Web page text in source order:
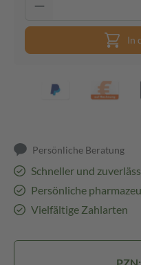
In
Persönliche Beratung
Schneller und
Persönliche
Vielfältige Zahlarten